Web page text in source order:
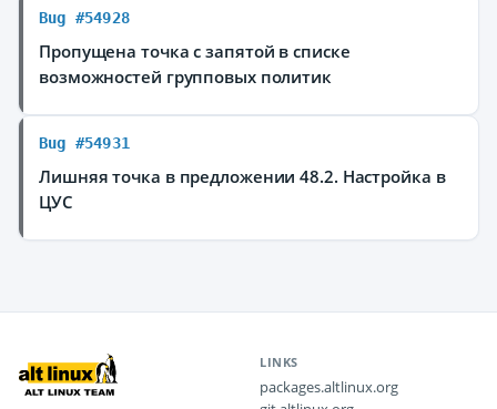
Bug #54928
Пропущена точка с запятой в списке
возможностей групповых политик
Bug #54931
Лишняя точка в предложении 48.2. Настройка в
ЦУС
LINKS
packages.altlinux.org